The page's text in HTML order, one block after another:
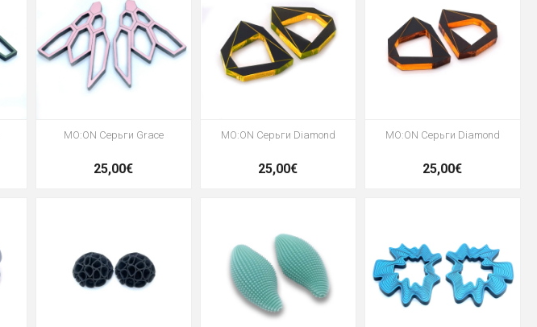
MO:ON Серьги Grace
25,00€
MO:ON Серьги Diamond
25,00€
MO:ON Серьги Diamond
25,00€